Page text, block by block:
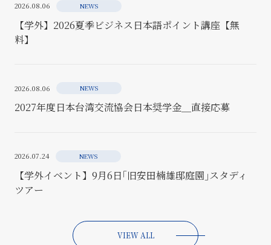
2026.08.06 NEWS
【学外】2026夏季ビジネス日本語ポイント講座【無
料】
2026.08.06 NEWS
2027年度日本台湾交流協会日本奨学金＿直接応募
2026.07.24 NEWS
【学外イベント】9月6日｢旧安田楠雄邸庭園｣スタディ
ツアー
VIEW ALL